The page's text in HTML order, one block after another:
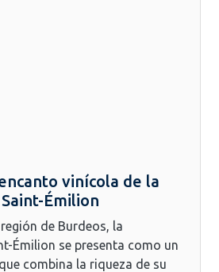
vinícola de la
Émilion
de Burdeos, la
Émilion se presenta como un
combina la riqueza de su